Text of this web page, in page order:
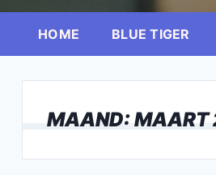
HOME BLUE TIGER
MAAND: